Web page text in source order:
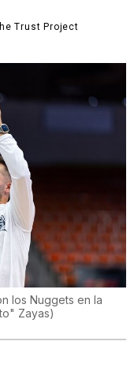
los Nuggets en la
Zayas)